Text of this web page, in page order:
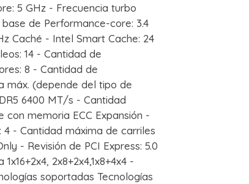
5 GHz - Frecuencia turbo
de Performance-core: 3.4
Caché - Intel Smart Cache: 24
14 - Cantidad de
8 - Cantidad de
máx. (depende del tipo de
6400 MT/s - Cantidad
memoria ECC Expansión -
- Cantidad máxima de carriles
- Revisión de PCI Express: 5.0
2x8+2x4,1x8+4x4 -
soportadas Tecnologías